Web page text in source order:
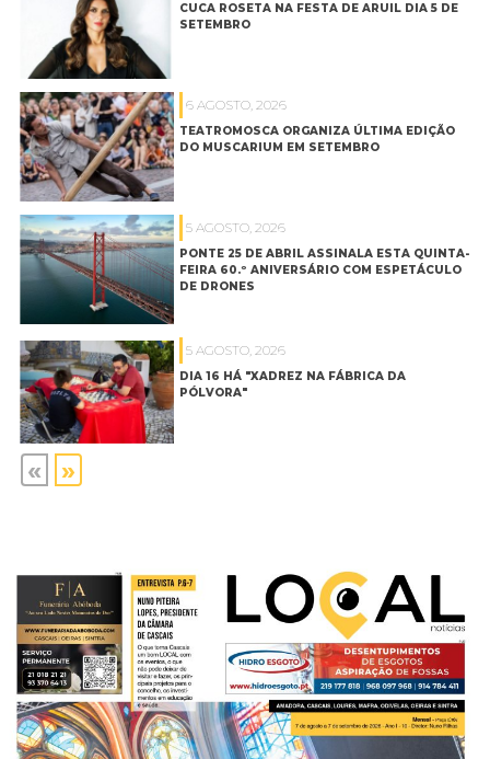
CUCA ROSETA NA FESTA DE ARUIL DIA 5 DE
SETEMBRO
6 AGOSTO, 2026
TEATROMOSCA ORGANIZA ÚLTIMA EDIÇÃO
DO MUSCARIUM EM SETEMBRO
5 AGOSTO, 2026
PONTE 25 DE ABRIL ASSINALA ESTA QUINTA-
FEIRA 60.º ANIVERSÁRIO COM ESPETÁCULO
DE DRONES
5 AGOSTO, 2026
DIA 16 HÁ "XADREZ NA FÁBRICA DA
PÓLVORA"
« »